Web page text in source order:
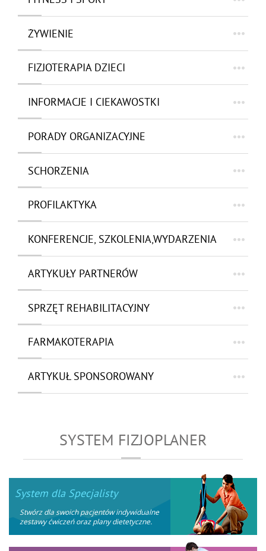
ŻYWIENIE
FIZJOTERAPIA DZIECI
INFORMACJE I CIEKAWOSTKI
PORADY ORGANIZACYJNE
SCHORZENIA
PROFILAKTYKA
KONFERENCJE, SZKOLENIA,WYDARZENIA
ARTYKUŁY PARTNERÓW
SPRZĘT REHABILITACYJNY
FARMAKOTERAPIA
ARTYKUŁ SPONSOROWANY
SYSTEM FIZJOPLANER
System dla Specjalisty
Stwórz dla swoich pacjentów indywidualne
zestawy ćwiczeń oraz plany dietetyczne.